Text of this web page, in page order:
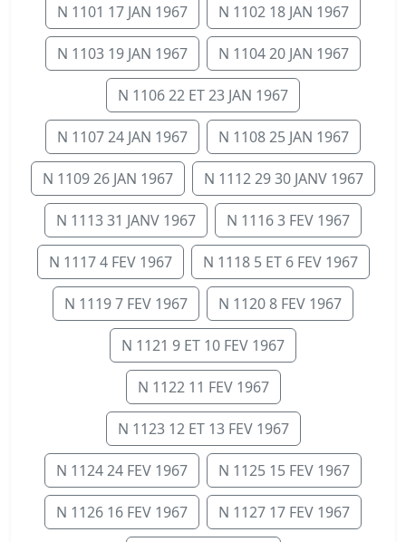
N 1101 17 JAN 1967 N 1102 18 JAN 1967
N 1103 19 JAN 1967 N 1104 20 JAN 1967
N 1106 22 ET 23 JAN 1967
N 1107 24 JAN 1967 N 1108 25 JAN 1967
N 1109 26 JAN 1967 N 1112 29 30 JANV 1967
N 1113 31 JANV 1967 N 1116 3 FEV 1967
N 1117 4 FEV 1967 N 1118 5 ET 6 FEV 1967
N 1119 7 FEV 1967 N 1120 8 FEV 1967
N 1121 9 ET 10 FEV 1967
N 1122 11 FEV 1967
N 1123 12 ET 13 FEV 1967
N 1124 24 FEV 1967 N 1125 15 FEV 1967
N 1126 16 FEV 1967 N 1127 17 FEV 1967